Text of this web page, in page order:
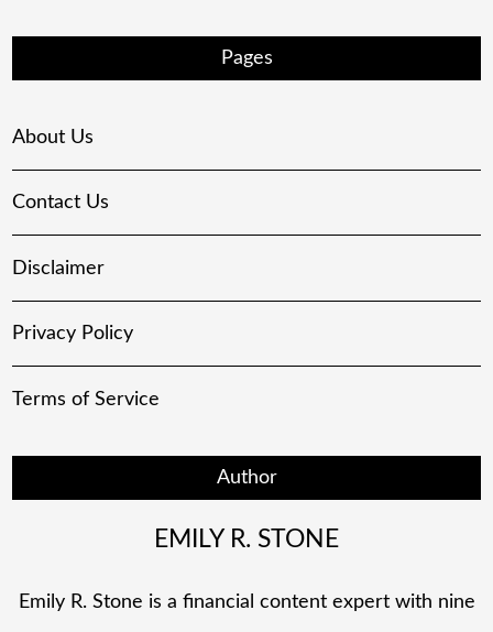
Pages
About Us
Contact Us
Disclaimer
Privacy Policy
Terms of Service
Author
EMILY R. STONE
Emily R. Stone is a financial content expert with nine